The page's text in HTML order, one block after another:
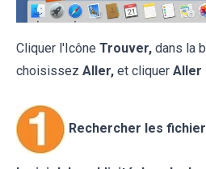
Cliquer l'Icône Trouver, dans la
choisissez Aller, et cliquer Aller
Rechercher les